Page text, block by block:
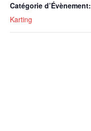
Catégorie d’Évènement:
Karting